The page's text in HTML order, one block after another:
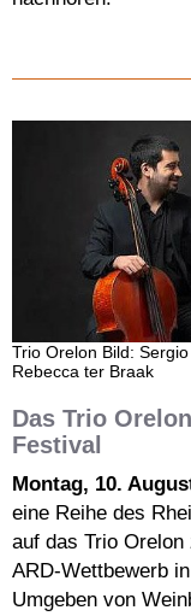
Trio Orelon Bild:
Rebecca ter Braak
Das Trio
Festival
Montag, 10.
eine Reihe des
auf das Trio
ARD-Wettbewerb
Umgeben von